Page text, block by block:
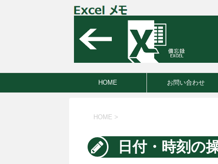
HOME お問い合わせ
HOME >
日付・時刻の